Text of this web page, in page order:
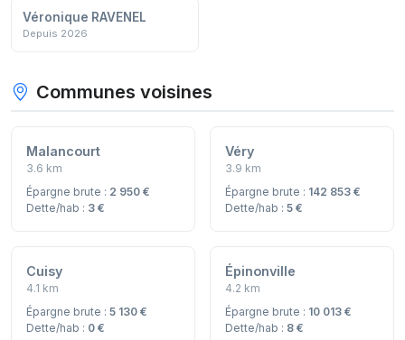
Véronique RAVENEL
Depuis 2026
Communes voisines
Malancourt
3.6 km
Épargne brute : 2 950 €
Dette/hab : 3 €
Véry
3.9 km
Épargne brute : 142 853 €
Dette/hab : 5 €
Cuisy
4.1 km
Épargne brute : 5 130 €
Dette/hab : 0 €
Épinonville
4.2 km
Épargne brute : 10 013 €
Dette/hab : 8 €